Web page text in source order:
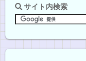
サイト内検索